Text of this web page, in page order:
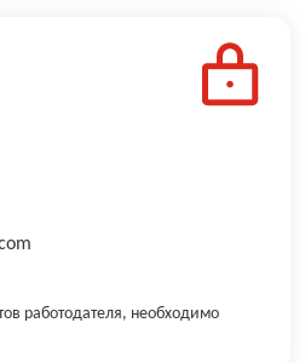
работодателя, необходимо